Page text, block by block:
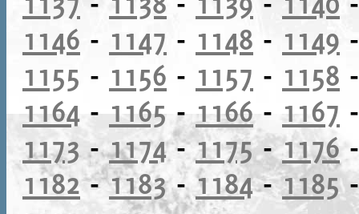
1146 - 1147 - 1148 - 1149
1155 - 1156 - 1157 - 1158
1164 - 1165 - 1166- 1167
1173-1174-1175-1176
1182-1183-1184-1185